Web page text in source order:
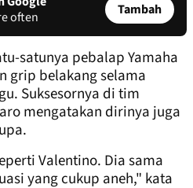
often
Tambah
satunya pebalap Yamaha
grip belakang selama
Suksesornya di tim
mengatakan dirinya juga
Valentino. Dia sama
yang cukup aneh," kata